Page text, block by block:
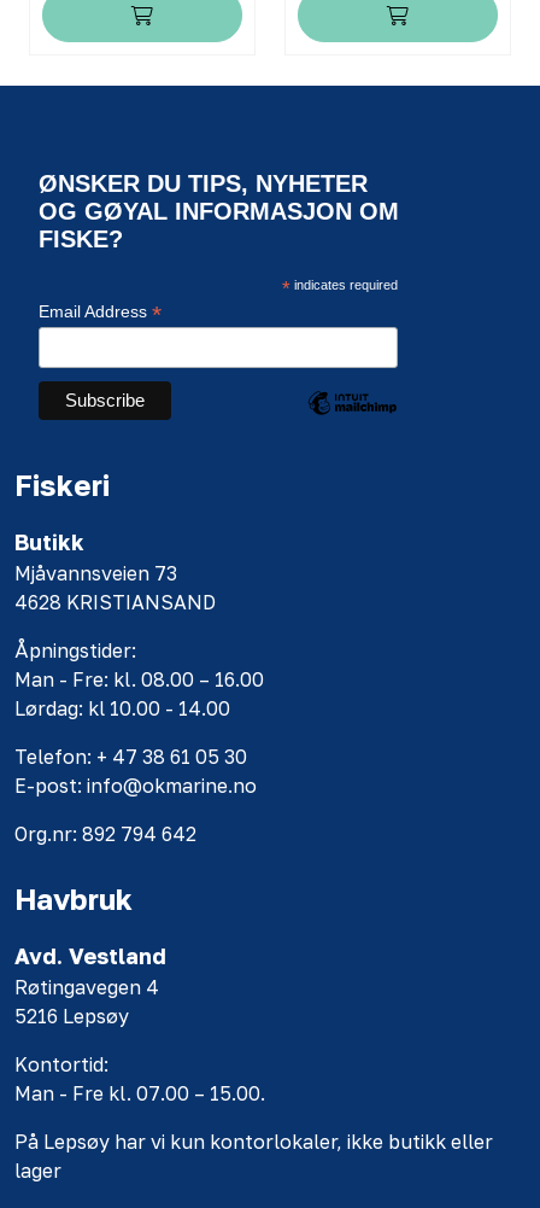
ØNSKER DU TIPS, NYHETER
OG GØYAL INFORMASJON OM
FISKE?
*indicates required
Email Address *
Fiskeri
Butikk
Mjåvannsveien 73
4628 KRISTIANSAND
Åpningstider:
Man - Fre: kl. 08.00 – 16.00
Lørdag: kl 10.00 - 14.00
Telefon: + 47 38 61 05 30
E-post: info@okmarine.no
Org.nr: 892 794 642
Havbruk
Avd. Vestland
Røtingavegen 4
5216 Lepsøy
Kontortid:
Man - Fre kl. 07.00 – 15.00.
På Lepsøy har vi kun kontorlokaler, ikke butikk eller
lager